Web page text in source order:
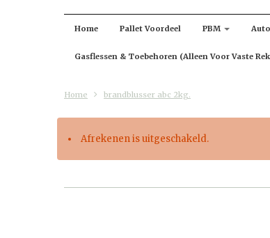
Home Pallet Voordeel PBM
Gasflessen & Toebehoren (alleen Voor Vaste
Home brandblusser abc 2kg.
Afrekenen is uitgeschakeld.